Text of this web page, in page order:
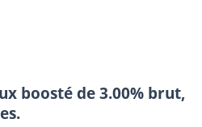
boosté de 3.00% brut,